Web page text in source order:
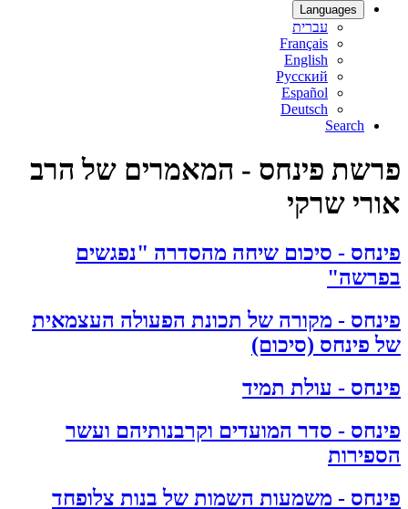
Languages
עברית
Français
English
Русский
Español
Deutsch
Search
פרשת פינחס - המאמרים של הרב
אורי שרקי
פינחס - סיכום שיחה מהסדרה "נפגשים
בפרשה"
פינחס - מקורה של תכונת הפעולה העצמאית
של פינחס (סיכום)
פינחס - עולת תמיד
פינחס - סדר המועדים וקרבנותיהם ועשר
הספירות
פינחס - משמעות השמות של בנות צלופחד